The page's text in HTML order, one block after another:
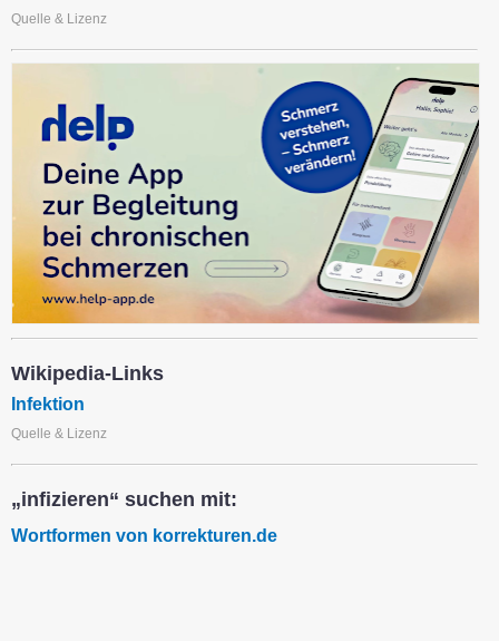
Quelle & Lizenz
Wikipedia-Links
Infektion
Quelle & Lizenz
„infizieren“ suchen mit:
Wortformen von korrekturen.de